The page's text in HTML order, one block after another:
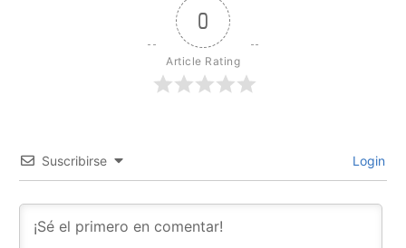
0
Article Rating
Suscribirse Login